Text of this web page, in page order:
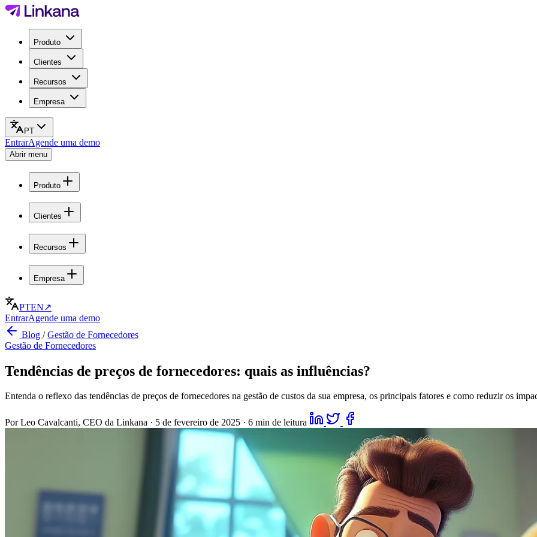
Produto
Clientes
Recursos
Empresa
PT
EntrarAgende uma demo
Abrir menu
Produto
Clientes
Recursos
Empresa
PTEN↗
EntrarAgende uma demo
Blog /Gestão de Fornecedores
Gestão de Fornecedores
Tendências de preços de fornecedores: quais as influências?
Entenda o reflexo das tendências de preços de fornecedores na gestão de custos da sua empresa, os principais fatores e como reduzir os
Por Leo Cavalcanti, CEO da Linkana · 5 de fevereiro de 2025 · 6 min de leitura